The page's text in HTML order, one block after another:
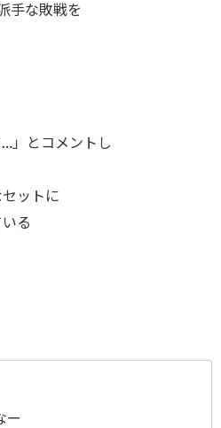
手な敗戦を
…」とコメントし
ットに
る
ー